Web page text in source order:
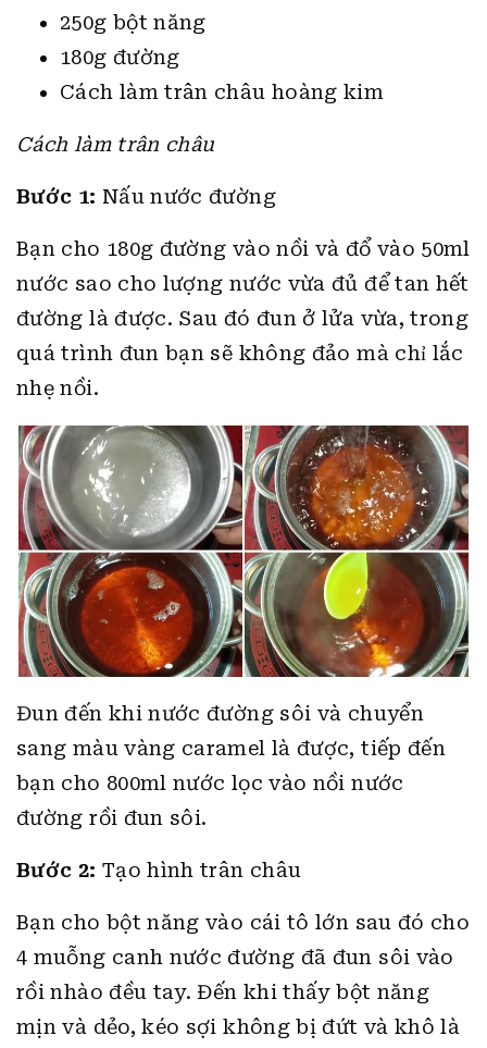
250g bột năng
180g đường
Cách làm trân châu hoàng kim
Cách làm trân châu
Bước 1: Nấu nước đường
Bạn cho 180g đường vào nồi và đổ vào 50ml
nước sao cho lượng nước vừa đủ để tan hết
đường là được. Sau đó đun ở lửa vừa, trong
quá trình đun bạn sẽ không đảo mà chỉ lắc
nhẹ nồi.
Đun đến khi nước đường sôi và chuyển
sang màu vàng caramel là được, tiếp đến
bạn cho 800ml nước lọc vào nồi nước
đường rồi đun sôi.
Bước 2: Tạo hình trân châu
Bạn cho bột năng vào cái tô lớn sau đó cho
4 muỗng canh nước đường đã đun sôi vào
rồi nhào đều tay. Đến khi thấy bột năng
mịn và dẻo, kéo sợi không bị đứt và khô là